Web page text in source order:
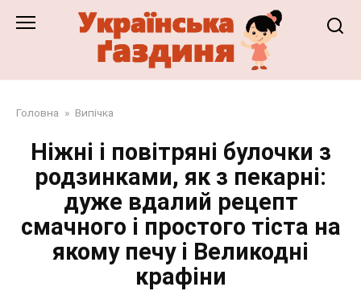
Головна » Випічка
Ніжні і повітряні булочки з
родзинками, як з пекарні:
дуже вдалий рецепт
смачного і простого тіста на
якому печу і Великодні
крафіни